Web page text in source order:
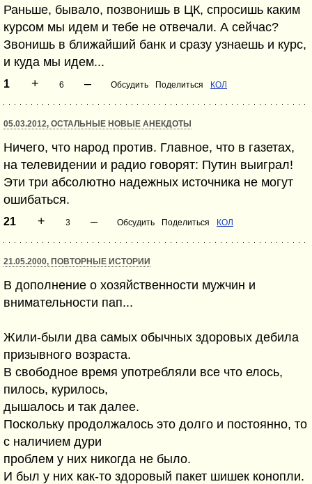
Раньше, бывало, позвонишь в ЦК, спросишь каким
курсом мы идем и тебе не отвечали. А сейчас?
Звонишь в ближайший банк и сразу узнаешь и курс,
и куда мы идем...
1 + 6 – Обсудить Поделиться КОЛ
05.03.2012, ОСТАЛЬНЫЕ НОВЫЕ АНЕКДОТЫ
Ничего, что народ против. Главное, что в газетах,
на телевидении и радио говорят: Путин выиграл!
Эти три абсолютно надежных источника не могут
ошибаться.
21 + 3 – Обсудить Поделиться КОЛ
21.05.2000, ПОВТОРНЫЕ ИСТОРИИ
В дополнение о хозяйственности мужчин и
внимательности пап...
Жили-были два самых обычных здоровых дебила
призывного возраста.
В свободное время употребляли все что елось,
пилось, курилось,
дышалось и так далее.
Поскольку продолжалось это долго и постоянно, то
с наличием дури
проблем у них никогда не было.
И был у них как-то здоровый пакет шишек конопли.